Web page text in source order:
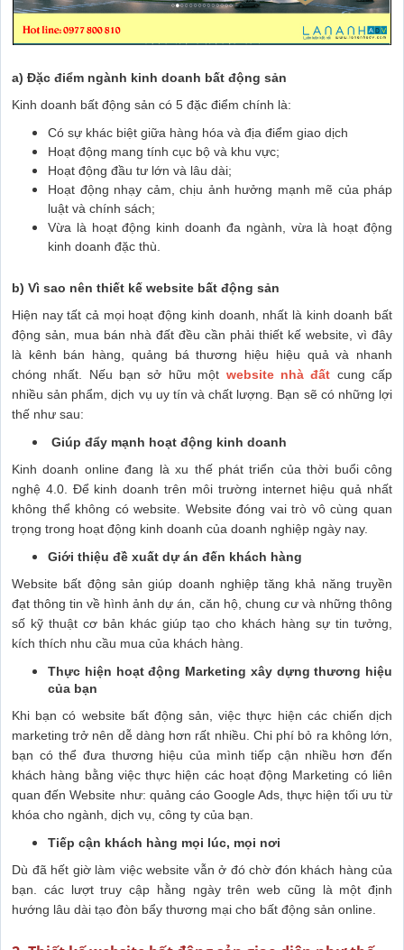
a) Đặc điểm ngành kinh doanh bất động sản
Kinh doanh bất động sản có 5 đặc điểm chính là:
Có sự khác biệt giữa hàng hóa và địa điểm giao dịch
Hoạt động mang tính cục bộ và khu vực;
Hoạt động đầu tư lớn và lâu dài;
Hoạt động nhạy cảm, chịu ảnh hưởng mạnh mẽ của pháp
luật và chính sách;
Vừa là hoạt động kinh doanh đa ngành, vừa là hoạt động
kinh doanh đặc thù.
b) Vì sao nên thiết kế website bất động sản
Hiện nay tất cả mọi hoạt động kinh doanh, nhất là kinh doanh bất
động sản, mua bán nhà đất đều cần phải thiết kế website, vì đây
là kênh bán hàng, quảng bá thương hiệu hiệu quả và nhanh
chóng nhất. Nếu bạn sở hữu một website nhà đất cung cấp
nhiều sản phẩm, dịch vụ uy tín và chất lượng. Bạn sẽ có những lợi
thế như sau:
Giúp đẩy mạnh hoạt động kinh doanh
Kinh doanh online đang là xu thế phát triển của thời buổi công
nghệ 4.0. Để kinh doanh trên môi trường internet hiệu quả nhất
không thể không có website. Website đóng vai trò vô cùng quan
trọng trong hoạt động kinh doanh của doanh nghiệp ngày nay.
Giới thiệu đề xuất dự án đến khách hàng
Website bất động sản giúp doanh nghiệp tăng khả năng truyền
đạt thông tin về hình ảnh dự án, căn hộ, chung cư và những thông
số kỹ thuật cơ bản khác giúp tạo cho khách hàng sự tin tưởng,
kích thích nhu cầu mua của khách hàng.
Thực hiện hoạt động Marketing xây dựng thương hiệu
của bạn
Khi bạn có website bất động sản, việc thực hiện các chiến dịch
marketing trở nên dễ dàng hơn rất nhiều. Chi phí bỏ ra không lớn,
bạn có thể đưa thương hiệu của mình tiếp cận nhiều hơn đến
khách hàng bằng việc thực hiện các hoạt động Marketing có liên
quan đến Website như: quảng cáo Google Ads, thực hiện tối ưu từ
khóa cho ngành, dịch vụ, công ty của bạn.
Tiếp cận khách hàng mọi lúc, mọi nơi
Dù đã hết giờ làm việc website vẫn ở đó chờ đón khách hàng của
bạn. các lượt truy cập hằng ngày trên web cũng là một định
hướng lâu dài tạo đòn bẩy thương mại cho bất động sản online.